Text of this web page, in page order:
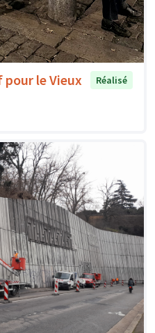
pour le Vieux
Réalisé